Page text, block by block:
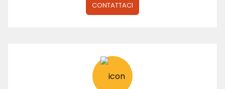
CONTATTACI